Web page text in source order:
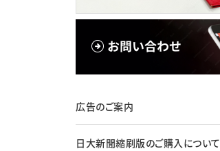
広告のご案内
日大新聞縮刷版のご購入について